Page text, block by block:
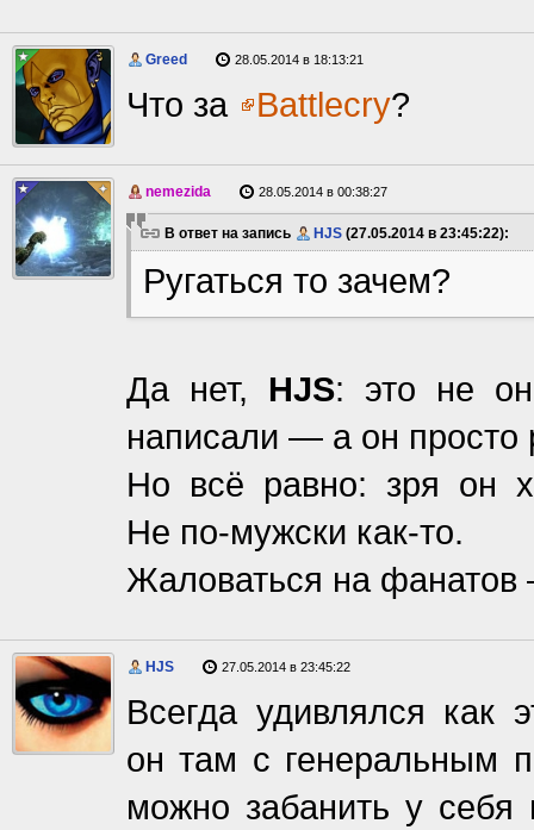
Greed 28.05.2014 в 18:13:21
Что за Battlecry?
nemezida 28.05.2014 в 00:38:27
В ответ на запись HJS (27.05.2014 в 23:45:22):
Ругаться то зачем?
Да нет, HJS: это не
написали — а он просто
Но всё равно: зря он
Не по-мужски как-то.
Жаловаться на
HJS 27.05.2014 в 23:45:22
Всегда удивлялся как
он там с генеральным
можно забанить у себя